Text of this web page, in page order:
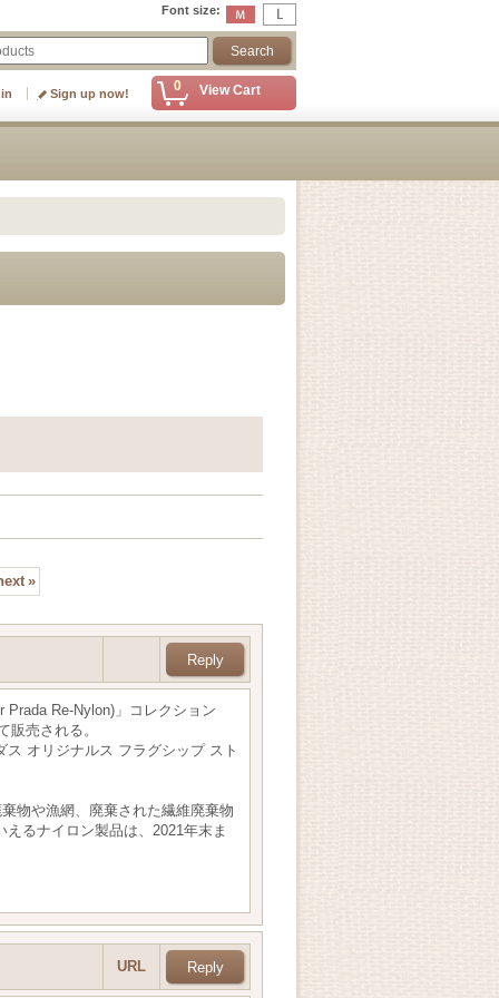
Font size:
0 View Cart
Sign up now!
»
Re-Nylon)」コレクション
売される。
オリジナルス フラグシップ スト
物や漁網、廃棄された繊維廃棄物
るナイロン製品は、2021年末ま
URL